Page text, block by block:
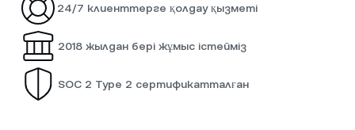
24/7 клиенттерге қолдау қызметі
2018 жылдан бері жұмыс істейміз
SOC 2 Type 2 сертификатталған